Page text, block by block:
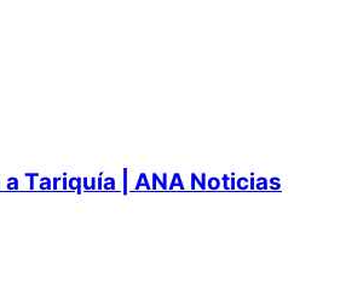
Tariquía | ANA Noticias